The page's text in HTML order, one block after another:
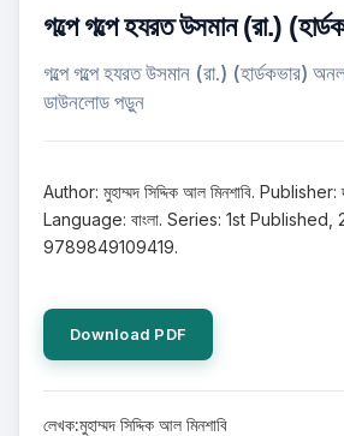
গল্পে গল্পে হযরত উসমান (রা.)
গল্পে গল্পে হযরত উসমান (রা.) (হার্ডকভার)
ডাউনলোড পড়ুন
Author: মুহাম্মদ সিদ্দিক আল মিনশাবি. Publisher:
Language: বাংলা. Series: 1st Published,
9789849109419.
Download PDF
লেখক:মুহাম্মদ সিদ্দিক আল মিনশাবি